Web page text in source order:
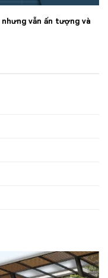
nhưng vẫn ấn tượng và